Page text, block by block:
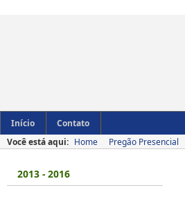
Início
Contato
Você está aqui: Home Pregão Presencial
2013 - 2016